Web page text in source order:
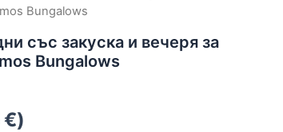
Bungalows
със закуска и вечеря за
Bungalows
€)